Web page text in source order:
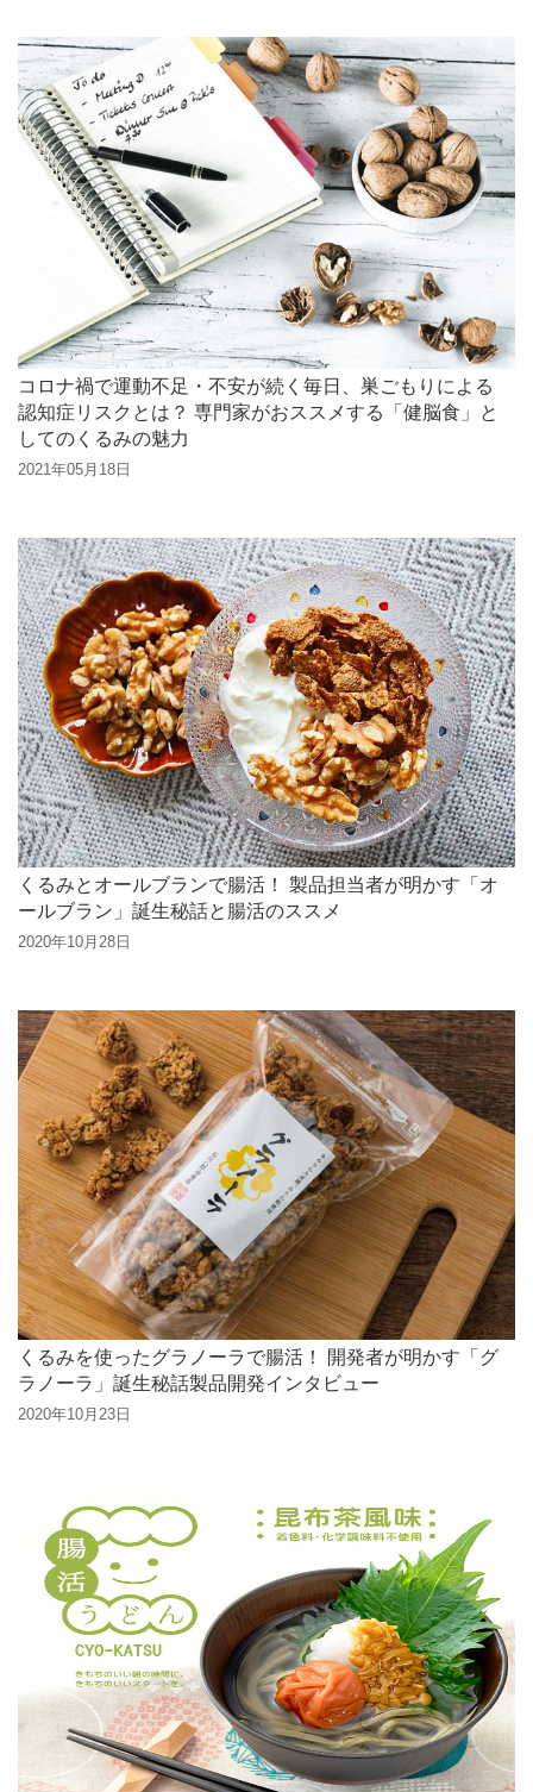
コロナ禍で運動不足・不安が続く毎日、巣ごもりによる
認知症リスクとは？ 専門家がおススメする「健脳食」と
してのくるみの魅力
2021年05月18日
くるみとオールブランで腸活！ 製品担当者が明かす「オ
ールブラン」誕生秘話と腸活のススメ
2020年10月28日
くるみを使ったグラノーラで腸活！ 開発者が明かす「グ
ラノーラ」誕生秘話製品開発インタビュー
2020年10月23日